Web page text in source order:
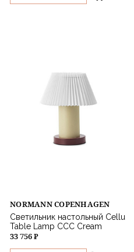
NORMANN COPENHAGEN
Светильник настольный Cellu
Table Lamp CCC Cream
33 756 ₽